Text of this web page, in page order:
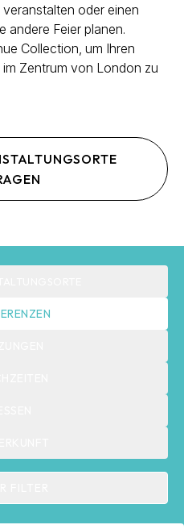
oder einen
andere Feier planen.
Collection, um Ihren
Zentrum von London zu